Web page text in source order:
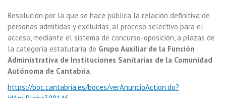
Resolución por la que se hace pública la relación definitiva de
personas admitidas y excluidas, al proceso selectivo para el
acceso, mediante el sistema de concurso-oposición, a plazas de
la categoría estatutaria de Grupo Auxiliar de la Función
Administrativa de Instituciones Sanitarias de la Comunidad
Autónoma de Cantabria.
https://boc.cantabria.es/boces/verAnuncioAction.do?